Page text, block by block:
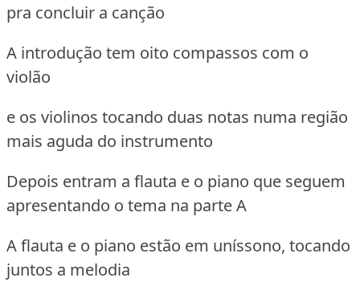
pra concluir a canção
A introdução tem oito compassos com o
violão
e os violinos tocando duas notas numa região
mais aguda do instrumento
Depois entram a flauta e o piano que seguem
apresentando o tema na parte A
A flauta e o piano estão em uníssono, tocando
juntos a melodia